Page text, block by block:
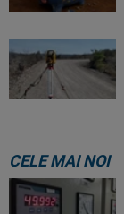
CELE MAI NOI